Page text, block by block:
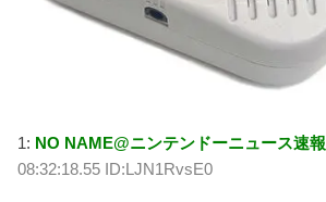
1: NO NAME@ニンテンドーニュース速報
08:32:18.55 ID:LJN1RvsE0